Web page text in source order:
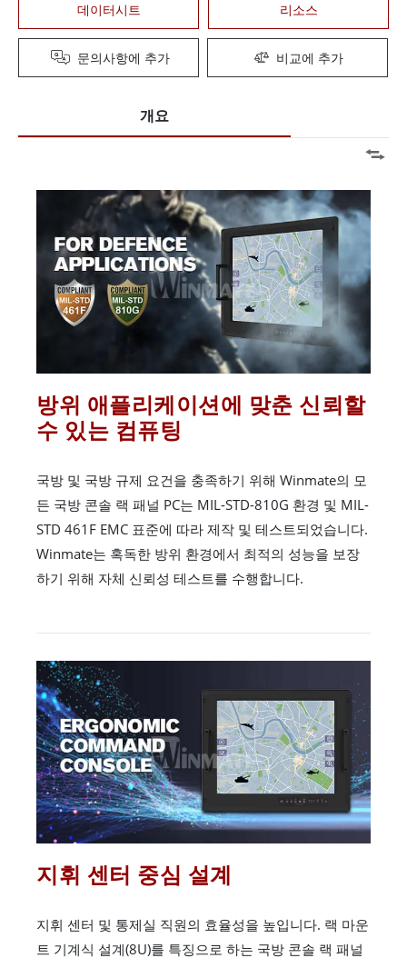
데이터시트 리소스
문의사항에 추가 비교에 추가
개요
방위 애플리케이션에 맞춘 신뢰할
수 있는 컴퓨팅
국방 및 국방 규제 요건을 충족하기 위해 Winmate의 모
든 국방 콘솔 랙 패널 PC는 MIL-STD-810G 환경 및 MIL-
STD 461F EMC 표준에 따라 제작 및 테스트되었습니다.
Winmate는 혹독한 방위 환경에서 최적의 성능을 보장
하기 위해 자체 신뢰성 테스트를 수행합니다.
지휘 센터 중심 설계
지휘 센터 및 통제실 직원의 효율성을 높입니다. 랙 마운
트 기계식 설계(8U)를 특징으로 하는 국방 콘솔 랙 패널